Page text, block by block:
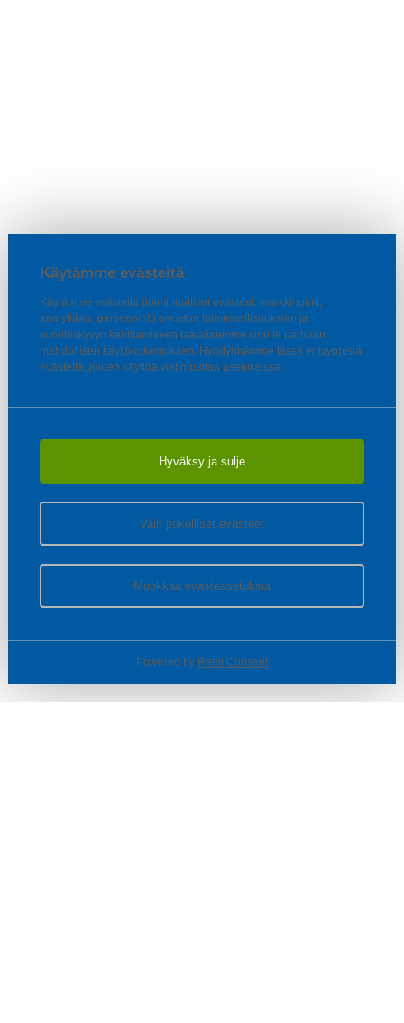
Käytämme evästeitä
Käytämme evästeitä (toiminnalliset evästeet, markkinointi,
analytiikka, personointi) sivuston toiminnallisuuksien ja
suorituskyvyn kehittämiseen taataksemme sinulle parhaan
mahdollisen käyttökokemuksen. Hyödynnämme tässä erityyppisiä
evästeitä, joiden käyttöä voit muuttaa asetuksissa.
Hyväksy ja sulje
Vain pakolliset evästeet
Muokkaa evästeasetuksia
Powered by Rehti Consent